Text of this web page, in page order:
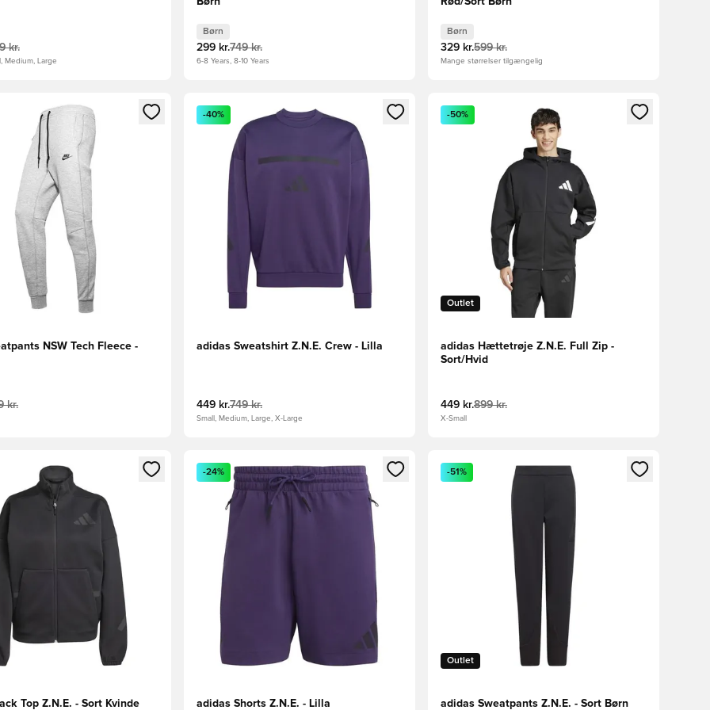
kr.
Medium, Large
Børn
299 kr.749 kr.
6-8 Years, 8-10 Years
Børn
329 kr.599 kr.
Mange størrelser tilgængelig
til at logge ind eller tilmelde dig som medlem
NSW Tech Fleece -
kr.
Åbner en Modal til at logge ind eller tilmelde dig som medlem
-40%
adidas Sweatshirt Z.N.E. Crew - Lilla
449 kr.749 kr.
Small, Medium, Large, X-Large
Åbner en Modal til at logge ind eller tilmelde dig
Outlet
-50%
adidas Hættetrøje Z.N.E. Full Zip -
Sort/Hvid
449 kr.899 kr.
X-Small
til at logge ind eller tilmelde dig som medlem
Top Z.N.E. - Sort Kvinde
Åbner en Modal til at logge ind eller tilmelde dig som medlem
-24%
adidas Shorts Z.N.E. - Lilla
Åbner en Modal til at logge ind eller tilmelde dig
Outlet
-51%
adidas Sweatpants Z.N.E. - Sort Børn